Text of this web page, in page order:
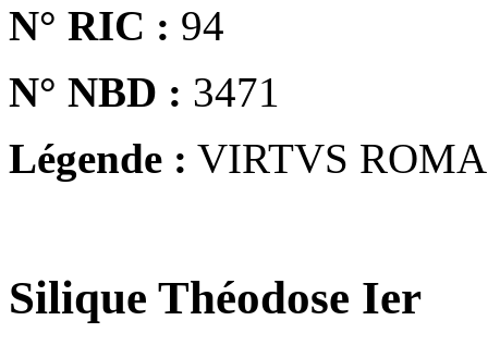
N° RIC : 94
N° NBD : 3471
Légende : VIRTVS
Silique Théodose Ier